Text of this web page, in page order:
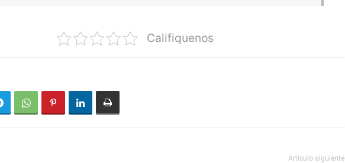
Califiquenos
Artículo siguiente